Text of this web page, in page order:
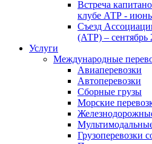
Встреча
клубе АТР -
Съезд
(АТР) – сентябрь
Услуги
Международные
Авиаперевозки
Автоперевозки
Сборные грузы
Морские
Грузоперевозки